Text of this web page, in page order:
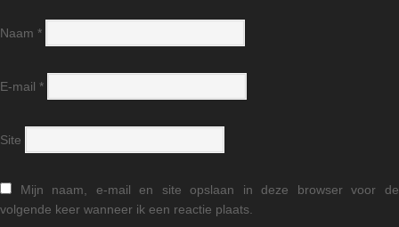
Naam *
E-mail *
Site
Mijn naam, e-mail en site opslaan in deze browser voor de
volgende keer wanneer ik een reactie plaats.